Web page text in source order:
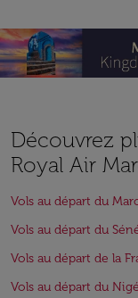
Découvrez
Royal Air
Vols au départ du
Vols au départ du
Vols au départ de la
Vols au départ du